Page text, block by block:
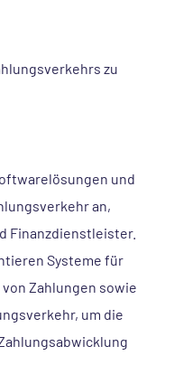
zu
und
an,
Finanzdienstleister.
Systeme für
Zahlungen sowie
um die